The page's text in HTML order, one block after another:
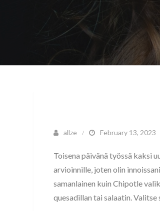
allze February 13, 2023
Toisena päivänä työssä kaksi
arvioinnille, joten olin
samanlainen kuin Chipotle
quesadillan tai salaatin.